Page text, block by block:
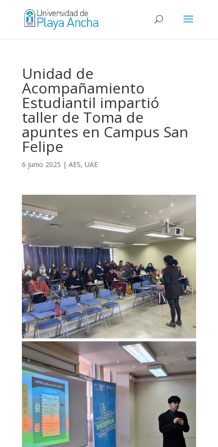
Unidad de
Acompañamiento
Estudiantil impartió
taller de Toma de
apuntes en Campus San
Felipe
6 junio 2025 | AES, UAE